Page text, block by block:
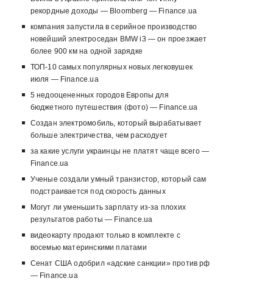
рекордные доходы — Bloomberg — Finance.ua
компания запустила в серийное производство
новейший электроседан BMW i3 — он проезжает
более 900 км на одной зарядке
ТОП-10 самых популярных новых легковушек
июля — Finance.ua
5 недооцененных городов Европы для
бюджетного путешествия (фото) — Finance.ua
Создан электромобиль, который вырабатывает
больше электричества, чем расходует
за какие услуги украинцы не платят чаще всего —
Finance.ua
Ученые создали умный транзистор, который сам
подстраивается под скорость данных
Могут ли уменьшить зарплату из-за плохих
результатов работы — Finance.ua
видеокарту продают только в комплекте с
восемью материнскими платами
Сенат США одобрил «адские санкции» против рф
— Finance.ua